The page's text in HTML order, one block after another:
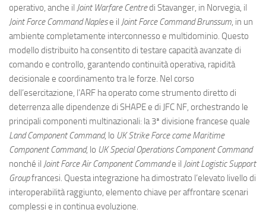
operativo, anche il Joint Warfare Centredi Stavanger, in Norvegia, il
Joint Force Command Naplese il Joint Force Command Brunssum, in un
ambiente completamente interconnesso e multidominio. Questo
modello distribuito ha consentito di testare capacità avanzate di
comando e controllo, garantendo continuità operativa, rapidità
decisionale e coordinamento tra le forze. Nel corso
dell’esercitazione, l’ARF ha operato come strumento diretto di
deterrenza alle dipendenze di SHAPE e di JFC NF, orchestrando le
principali componenti multinazionali: la 3ª divisione francese quale
Land Component Command, lo UK Strike Force come Maritime
Component Command, lo UK Special Operations Component Command
nonché il Joint Force Air Component Commande il Joint Logistic Support
Groupfrancesi. Questa integrazione ha dimostrato l’elevato livello di
interoperabilità raggiunto, elemento chiave per affrontare scenari
complessi e in continua evoluzione.